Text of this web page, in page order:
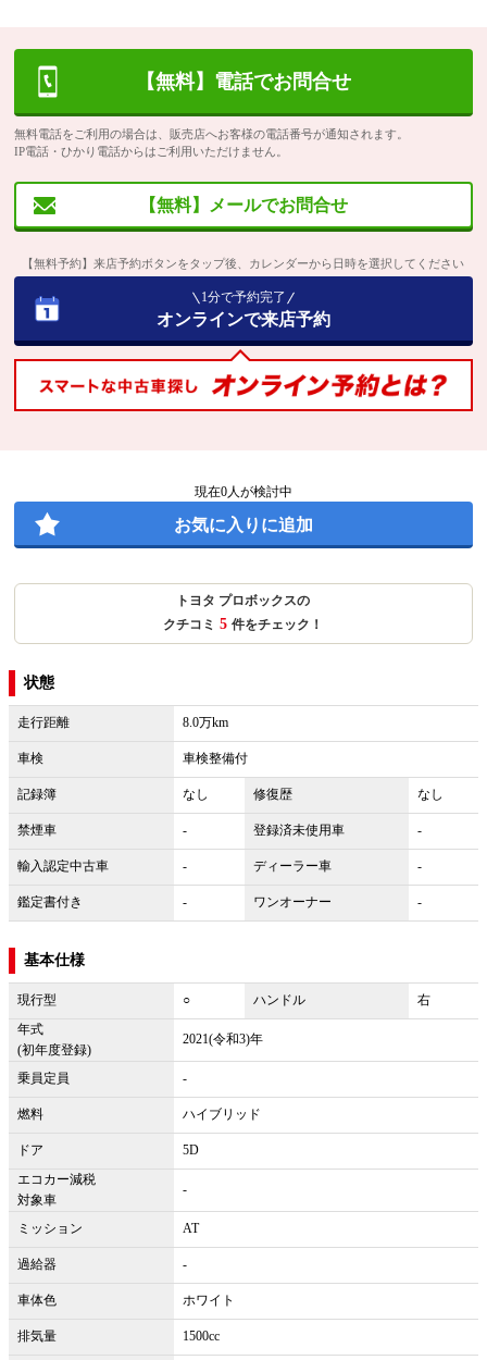
【無料】電話でお問合せ
無料電話をご利用の場合は、販売店へお客様の電話番号が通知されます。
IP電話・ひかり電話からはご利用いただけません。
【無料】メールでお問合せ
【無料予約】来店予約ボタンをタップ後、カレンダーから日時を選択してください
1分で予約完了
オンラインで来店予約
現在0人が検討中
お気に入りに追加
トヨタ プロボックスの
クチコミ 5 件をチェック！
状態
走行距離 8.0万km
車検 車検整備付
記録簿 なし 修復歴 なし
禁煙車 - 登録済未使用車 -
輸入認定中古車 - ディーラー車 -
鑑定書付き - ワンオーナー -
基本仕様
現行型 ○ ハンドル
右
年式
(初年度登録)
2021(令和3)年
乗員定員 -
燃料 ハイブリッド
ドア
5D
エコカー減税
対象車
-
ミッション AT
過給器 -
車体色 ホワイト
排気量 1500cc